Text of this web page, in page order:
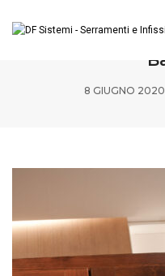
DF-Sistemi-
8 GIUGNO 2020